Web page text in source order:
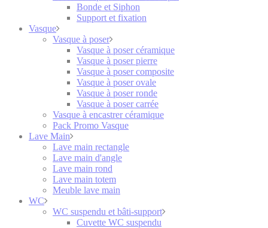
Bonde et Siphon
Support et fixation
Vasque
Vasque à poser
Vasque à poser céramique
Vasque à poser pierre
Vasque à poser composite
Vasque à poser ovale
Vasque à poser ronde
Vasque à poser carrée
Vasque à encastrer céramique
Pack Promo Vasque
Lave Main
Lave main rectangle
Lave main d'angle
Lave main rond
Lave main totem
Meuble lave main
WC
WC suspendu et bâti-support
Cuvette WC suspendu